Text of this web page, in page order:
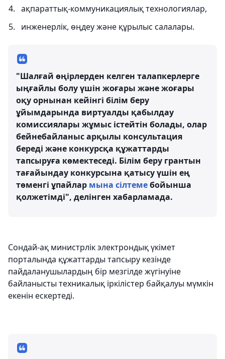
ақпараттық-коммуникациялық технологиялар,
инженерлік, өңдеу және құрылыс салалары.
"Шалғай өңірлерден келген талапкерлерге
ыңғайлы болу үшін жоғары және жоғары
оқу орнынан кейінгі білім беру
ұйымдарында виртуалды қабылдау
комиссиялары жұмыс істейтін болады, олар
бейнебайланыс арқылы консультация
береді және конкурсқа құжаттарды
тапсыруға көмектеседі. Білім беру грантын
тағайындау конкурсына қатысу үшін ең
төменгі ұпайлар мына сілтемебойынша
қолжетімді", делінген хабарламада.
Сондай-ақ министрлік электрондық үкімет
порталында құжаттарды тапсыру кезінде
пайдаланушылардың бір мезгілде жүгінуіне
байланысты техникалық іркілістер байқалуы мүмкін
екенін ескертеді.